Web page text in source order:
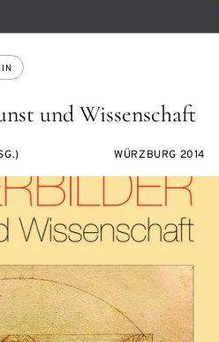
und Wissenschaft
WÜRZBURG 2014